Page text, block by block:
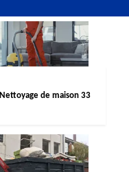
Nettoyage de maison 33